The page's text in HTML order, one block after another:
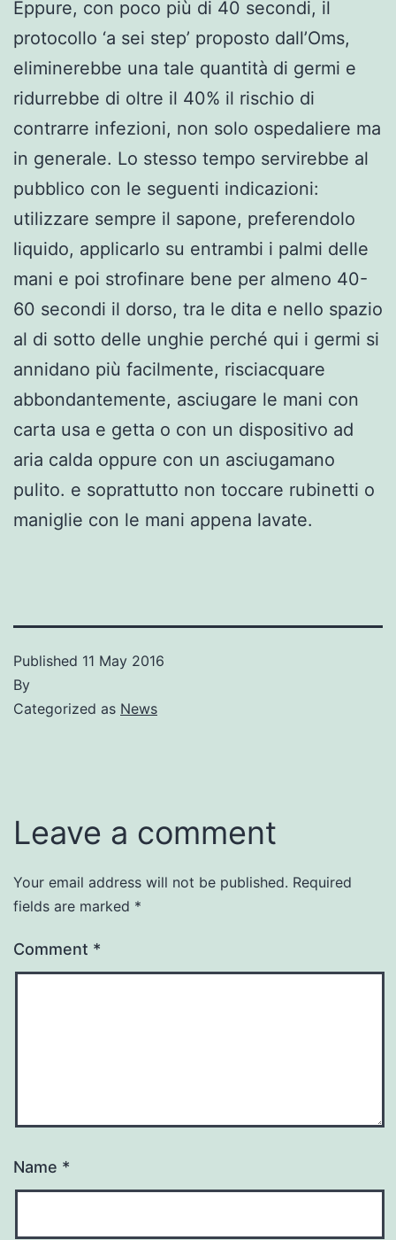
Eppure, con poco più di 40 secondi, il
protocollo ‘a sei step’ proposto dall’Oms,
eliminerebbe una tale quantità di germi e
ridurrebbe di oltre il 40% il rischio di
contrarre infezioni, non solo ospedaliere ma
in generale. Lo stesso tempo servirebbe al
pubblico con le seguenti indicazioni:
utilizzare sempre il sapone, preferendolo
liquido, applicarlo su entrambi i palmi delle
mani e poi strofinare bene per almeno 40-
60 secondi il dorso, tra le dita e nello spazio
al di sotto delle unghie perché qui i germi si
annidano più facilmente, risciacquare
abbondantemente, asciugare le mani con
carta usa e getta o con un dispositivo ad
aria calda oppure con un asciugamano
pulito. e soprattutto non toccare rubinetti o
maniglie con le mani appena lavate.
Published 11 May 2016
By
Categorized as News
Leave a comment
Your email address will not be published. Required
fields are marked *
Comment *
Name *